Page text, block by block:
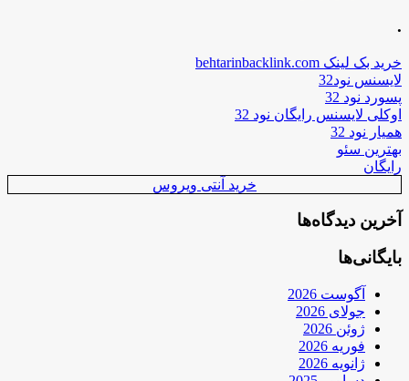
.
خرید بک لینک behtarinbacklink.com
لایسنس نود32
پسورد نود 32
اوکلی لایسنس رایگان نود 32
همیار نود 32
بهترین سئو
رایگان
خرید آنتی ویروس
آخرین دیدگاه‌ها
بایگانی‌ها
آگوست 2026
جولای 2026
ژوئن 2026
فوریه 2026
ژانویه 2026